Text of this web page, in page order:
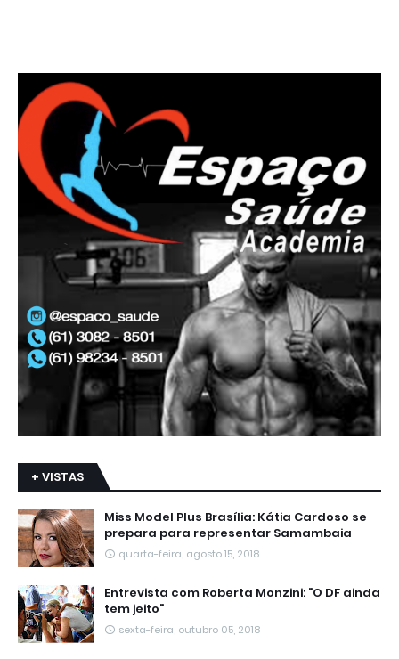
+ VISTAS
Miss Model Plus Brasília: Kátia Cardoso se
prepara para representar Samambaia
quarta-feira, agosto 15, 2018
Entrevista com Roberta Monzini: "O DF ainda
tem jeito"
sexta-feira, outubro 05, 2018